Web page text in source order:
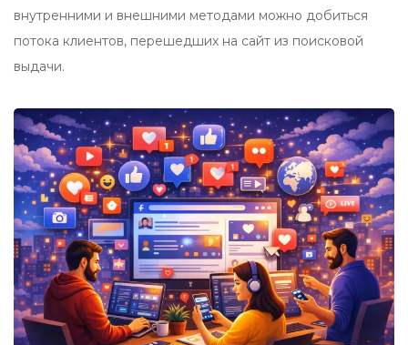
внутренними и внешними методами можно добиться
потока клиентов, перешедших на сайт из поисковой
выдачи.